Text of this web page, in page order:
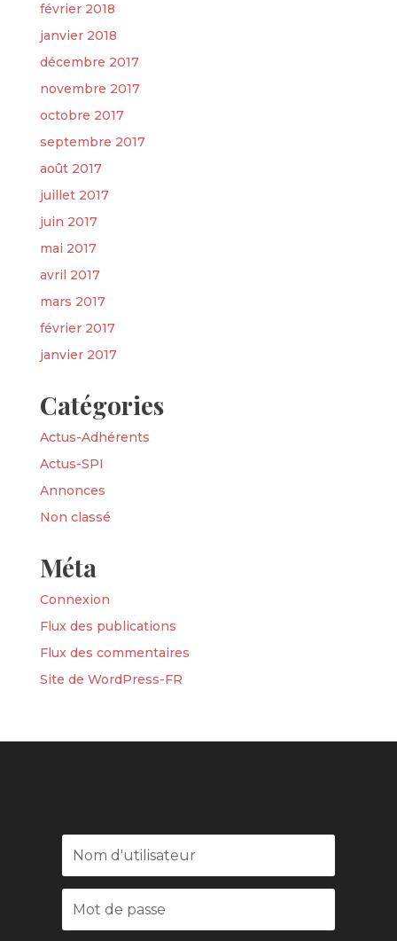
février 2018
janvier 2018
décembre 2017
novembre 2017
octobre 2017
septembre 2017
août 2017
juillet 2017
juin 2017
mai 2017
avril 2017
mars 2017
février 2017
janvier 2017
Catégories
Actus-Adhérents
Actus-SPI
Annonces
Non classé
Méta
Connexion
Flux des publications
Flux des commentaires
Site de WordPress-FR